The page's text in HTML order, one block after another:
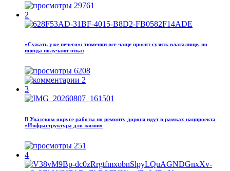
29761
2
«Сужать уже нечего»: тюменки все чаще просят сузить влагалище, но
иногда получают отказ
6208
2
3
В Уватском округе работы по ремонту дороги идут в рамках нацпроекта
«Инфраструктура для жизни»
251
4